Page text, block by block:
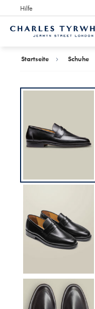
Hilfe
Preisgekrönter Kundenservice,
Startseite Schuhe